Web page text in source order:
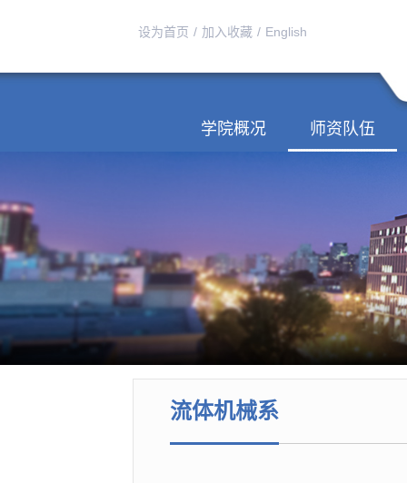
设为首页 / 加入收藏 / English
学院概况 师资队伍
流体机械系